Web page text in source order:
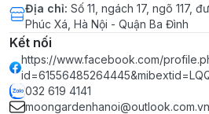
Địa chỉ: Số 11, ngách 17, ngõ 117,
Phúc Xá, Hà Nội - Quận Ba Đình
Kết nối
https://www.facebook.com/
032 619 4141
moongardenhanoi@outlook.com.vn